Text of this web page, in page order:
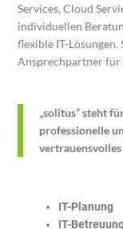
Services, Cloud
individuellen
flexible IT-Lösungen.
Ansprechpartner für
„solitus“ steht
professionelle
IT-Planung
IT-